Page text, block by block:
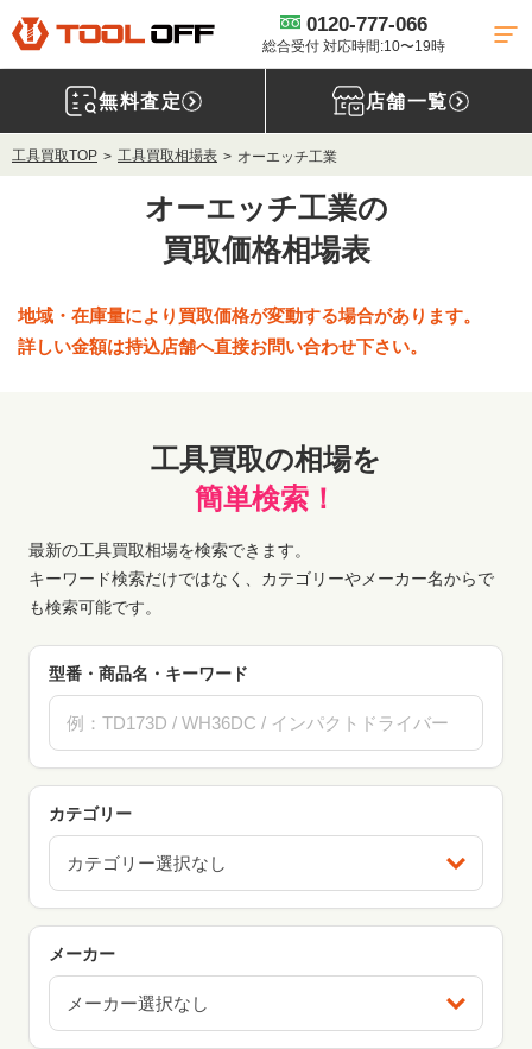
0120-777-066
総合受付 対応時間:10〜19時
無料査定 店舗一覧
工具買取TOP 工具買取相場表 オーエッチ工業
オーエッチ工業の
買取価格相場表
地域・在庫量により買取価格が変動する場合があります。
詳しい金額は持込店舗へ直接お問い合わせ下さい。
工具買取の相場を
簡単検索！
最新の工具買取相場を検索できます。
キーワード検索だけではなく、カテゴリーやメーカー名からで
も検索可能です。
型番・商品名・キーワード
カテゴリー
カテゴリー選択なし
メーカー
メーカー選択なし